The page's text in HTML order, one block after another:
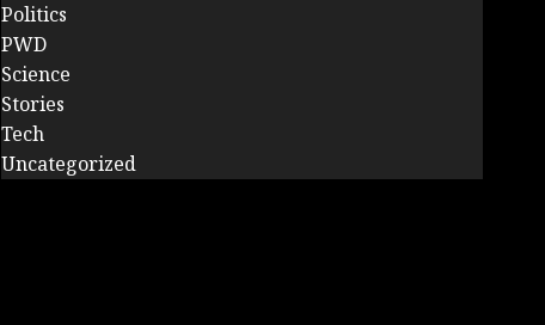
Politics
PWD
Science
Stories
Tech
Uncategorized